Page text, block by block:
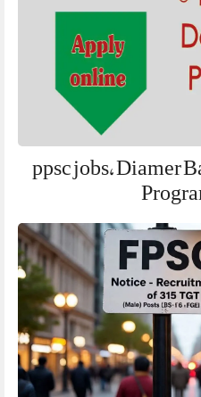
ppsc jobs, Diamer